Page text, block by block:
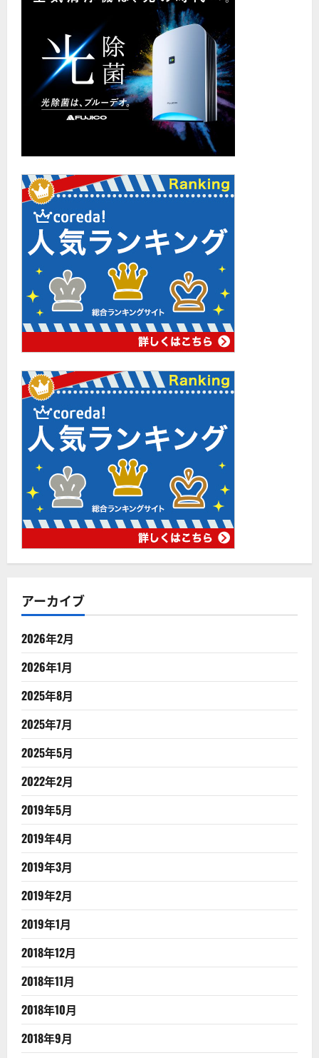
アーカイブ
2026年2月
2026年1月
2025年8月
2025年7月
2025年5月
2022年2月
2019年5月
2019年4月
2019年3月
2019年2月
2019年1月
2018年12月
2018年11月
2018年10月
2018年9月